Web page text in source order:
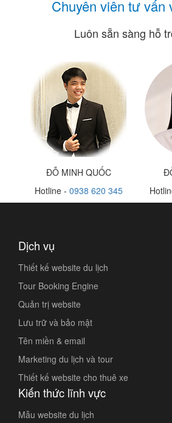
Chuyên viên tư vấn
Luôn sẵn sàng hỗ
ĐỖ MINH QUỐC
Hotline - 0938 620 345
Dịch vụ
Thiết kế website du lịch
Tour Booking Engine
Quản trị website
Lưu trữ và bảo mật
Tên miền & email
Marketing du lịch và tour
Thiết kế website cho thuê xe
Kiến thức lĩnh vực
Mẫu website du lịch